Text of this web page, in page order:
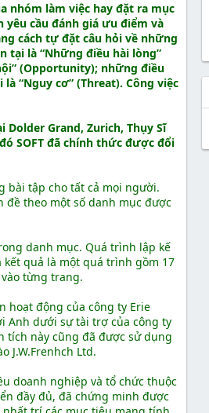
nhóm làm việc hay đặt ra mục
cầu đánh giá ưu điểm và
cách tự đặt câu hỏi về những
tại là “Những điều hài lòng”
(Opportunity); những điều
“Nguy cơ” (Threat). Công việc
Grand, Zurich, Thụy Sĩ
SOFT đã chính thức được đổi
bài tập cho tất cả mọi người.
đề theo một số danh mục được
danh mục. Quá trình lập kế
kết quả là một quá trình gồm 17
từng trang.
hoạt động của công ty Erie
Anh dưới sự tài trợ của công ty
tích này cũng đã được sử dụng
J.W.Frenhch Ltd.
doanh nghiệp và tổ chức thuộc
đầy đủ, đã chứng minh được